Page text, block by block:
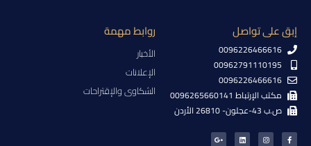
إبق على تواصل
0096226466616
00962791110195
0096226466616
مكتب الإرتباط 0096265660141
ص.ب 43-عجلون- 26810 الأردن
روابط مهمة
الأخبار
الإعلانات
الشكاوى والإقتراحات